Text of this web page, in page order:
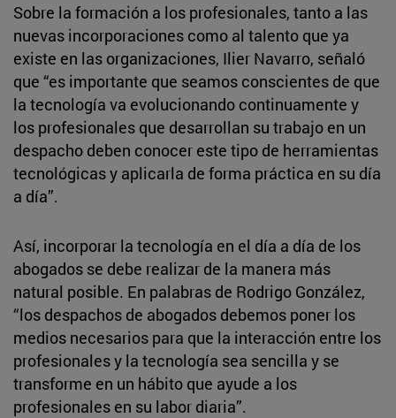
Sobre la formación a los profesionales, tanto a las
nuevas incorporaciones como al talento que ya
existe en las organizaciones, Ilier Navarro, señaló
que “es importante que seamos conscientes de que
la tecnología va evolucionando continuamente y
los profesionales que desarrollan su trabajo en un
despacho deben conocer este tipo de herramientas
tecnológicas y aplicarla de forma práctica en su día
a día”.
Así, incorporar la tecnología en el día a día de los
abogados se debe realizar de la manera más
natural posible. En palabras de Rodrigo González,
“los despachos de abogados debemos poner los
medios necesarios para que la interacción entre los
profesionales y la tecnología sea sencilla y se
transforme en un hábito que ayude a los
profesionales en su labor diaria”.